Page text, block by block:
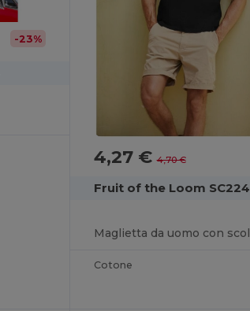
-23%
4,27 €4,70 €
Fruit of the Loom SC224
Cotone